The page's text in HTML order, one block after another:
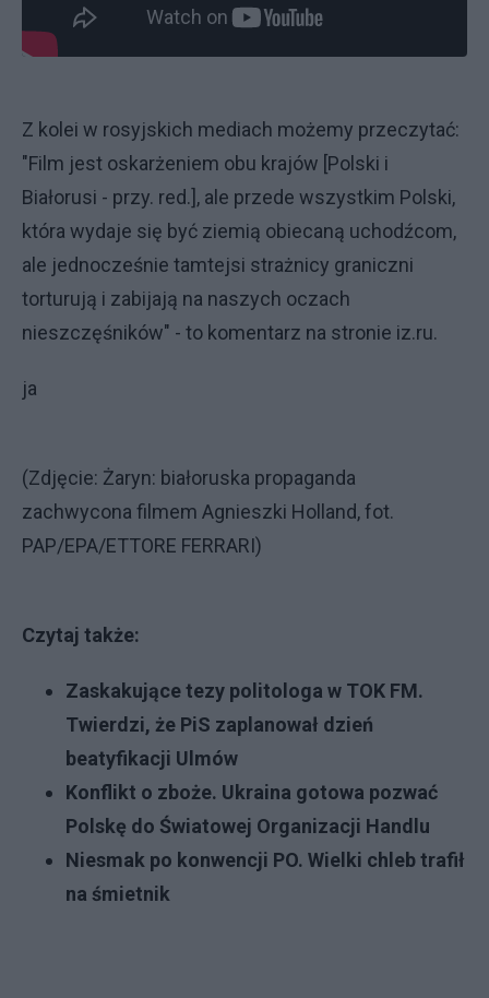
Z kolei w rosyjskich mediach możemy przeczytać:
"Film jest oskarżeniem obu krajów [Polski i
Białorusi - przy. red.], ale przede wszystkim Polski,
która wydaje się być ziemią obiecaną uchodźcom,
ale jednocześnie tamtejsi strażnicy graniczni
torturują i zabijają na naszych oczach
nieszczęśników" - to komentarz na stronie iz.ru.
ja
(Zdjęcie: Żaryn: białoruska propaganda
zachwycona filmem Agnieszki Holland, fot.
PAP/EPA/ETTORE FERRARI)
Czytaj także:
Zaskakujące tezy politologa w TOK FM.
Twierdzi, że PiS zaplanował dzień
beatyfikacji Ulmów
Konflikt o zboże. Ukraina gotowa pozwać
Polskę do Światowej Organizacji Handlu
Niesmak po konwencji PO. Wielki chleb trafił
na śmietnik